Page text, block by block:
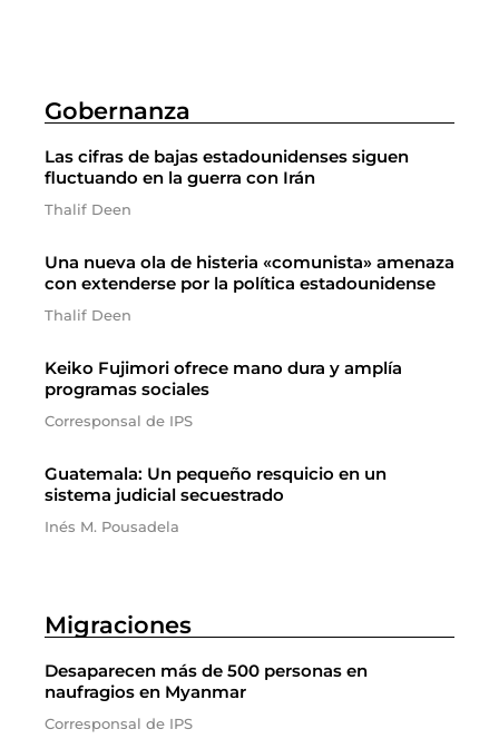
Gobernanza
Las cifras de bajas estadounidenses siguen
fluctuando en la guerra con Irán
Thalif Deen
Una nueva ola de histeria «comunista» amenaza
con extenderse por la política estadounidense
Thalif Deen
Keiko Fujimori ofrece mano dura y amplía
programas sociales
Corresponsal de IPS
Guatemala: Un pequeño resquicio en un
sistema judicial secuestrado
Inés M. Pousadela
Migraciones
Desaparecen más de 500 personas en
naufragios en Myanmar
Corresponsal de IPS